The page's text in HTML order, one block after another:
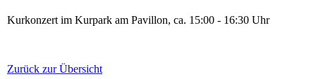
Kurkonzert im Kurpark am Pavillon, ca. 15:00 - 16:30 Uhr
Zurück zur Übersicht